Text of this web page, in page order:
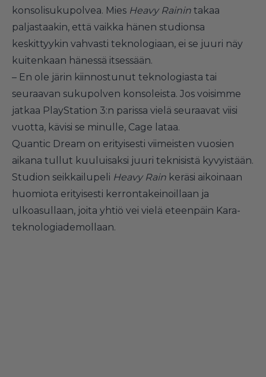
konsolisukupolvea. Mies Heavy Rainin takaa
paljastaakin, että vaikka hänen studionsa
keskittyykin vahvasti teknologiaan, ei se juuri näy
kuitenkaan hänessä itsessään.
– En ole järin kiinnostunut teknologiasta tai
seuraavan sukupolven konsoleista. Jos voisimme
jatkaa PlayStation 3:n parissa vielä seuraavat viisi
vuotta, kävisi se minulle, Cage lataa.
Quantic Dream on erityisesti viimeisten vuosien
aikana tullut kuuluisaksi juuri teknisistä kyvyistään.
Studion seikkailupeli Heavy Rain keräsi aikoinaan
huomiota erityisesti kerrontakeinoillaan ja
ulkoasullaan, joita yhtiö vei vielä eteenpäin Kara-
teknologiademollaan.